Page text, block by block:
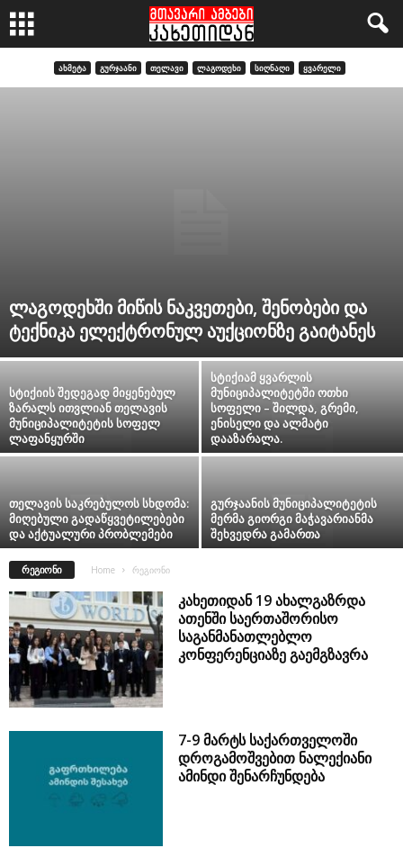
ᲐᲮᲛᲔᲢᲐ ᲒᲣᲠᲯᲐᲐᲜᲘ ᲗᲔᲚᲐᲕᲘ ᲚᲐᲒᲝᲓᲔᲮᲘ ᲡᲘᲦᲜᲐᲦᲘ ᲧᲕᲐᲠᲔᲚᲘ
ლაგოდეხში მიწის ნაკვეთები, შენობები და
ტექნიკა ელექტრონულ აუქციონზე გაიტანეს
სტიქიის შედეგად მიყენებულ
ზარალს ითვლიან თელავის
მუნიციპალიტეტის სოფელ
ლაფანყურში
სტიქიამ ყვარლის
მუნიციპალიტეტში ოთხი
სოფელი – შილდა, გრემი,
ენისელი და ალმატი
დააზარალა.
თელავის საკრებულოს სხდომა:
მიღებული გადაწყვეტილებები
და აქტუალური პრობლემები
გურჯაანის მუნიციპალიტეტის
მერმა გიორგი მაჭავარიანმა
შეხვედრა გამართა
ᲠᲔᲒᲘᲝᲜᲘ Home რეგიონი
კახეთიდან 19 ახალგაზრდა
ათენში საერთაშორისო
საგანმანათლებლო
კონფერენციაზე გაემგზავრა
7-9 მარტს საქართველოში
დროგამოშვებით ნალექიანი
ამინდი შენარჩუნდება